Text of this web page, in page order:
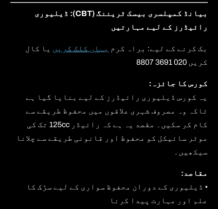
بیانڈ کمپلسری بیسک ٹریننگ (CBT): ڈیلیوری
رائیڈرز کے لیے مہارتیں
بک کرنے کے لیے: براہ کرم یہاں کلک کریں یا کال
کریں 020 3691 8807
کورس کا جائزہ:
یہ کورس ڈیلیوری رائیڈرز کے لیے بنایا گیا ہے
تاکہ وہ مصروف شہری علاقوں میں محفوظ طریقے سے
کام کر سکیں۔ مقصد یہ ہے کہ رائیڈر 125cc تک کی
موٹر سائیکل کو محفوظ اور قانونی طریقے سے چلانا
سیکھیں۔
مقاصد:
• ڈیلیوری کے دوران محفوظ سواری کے لیے سڑک کا
علم اور مہارت پیدا کرنا